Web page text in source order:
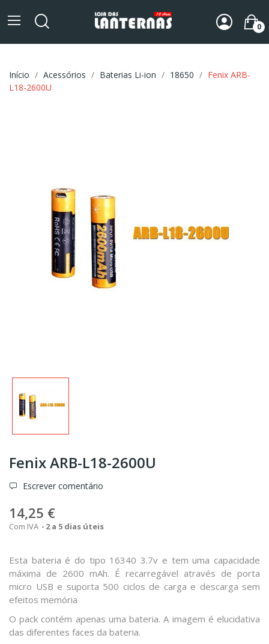
0
Início Acessórios Baterias Li-ion 18650
Fenix ARB-
L18-2600U
Fenix ARB-L18-2600U
Escrever comentário
14,25 €
Com IVA 2 a 5 dias úteis
Esta bateria é do tipo 16340 3.7v e tem uma capacidade
máxima de 2600 mAh. É recarregável através de porta
micro USB e suporta 500 ciclos de carga e descarga sem
efeitos memória
O pack contém apenas uma bateria. A imagem é elucidativa
das diferentes faces da bateria.